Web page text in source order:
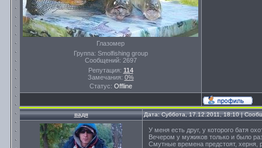
Глазомер
Группа: Smolfishing group
Сообщений: 2697
Репутация: 114
Замечания: 0%
Статус: Offline
вадя Дата: Суббота, 17.12.2011, 18:10 |
У меня есть друг, у которого батя
Вечером у мужиков только и было
Смутные времена предстоят, херня,